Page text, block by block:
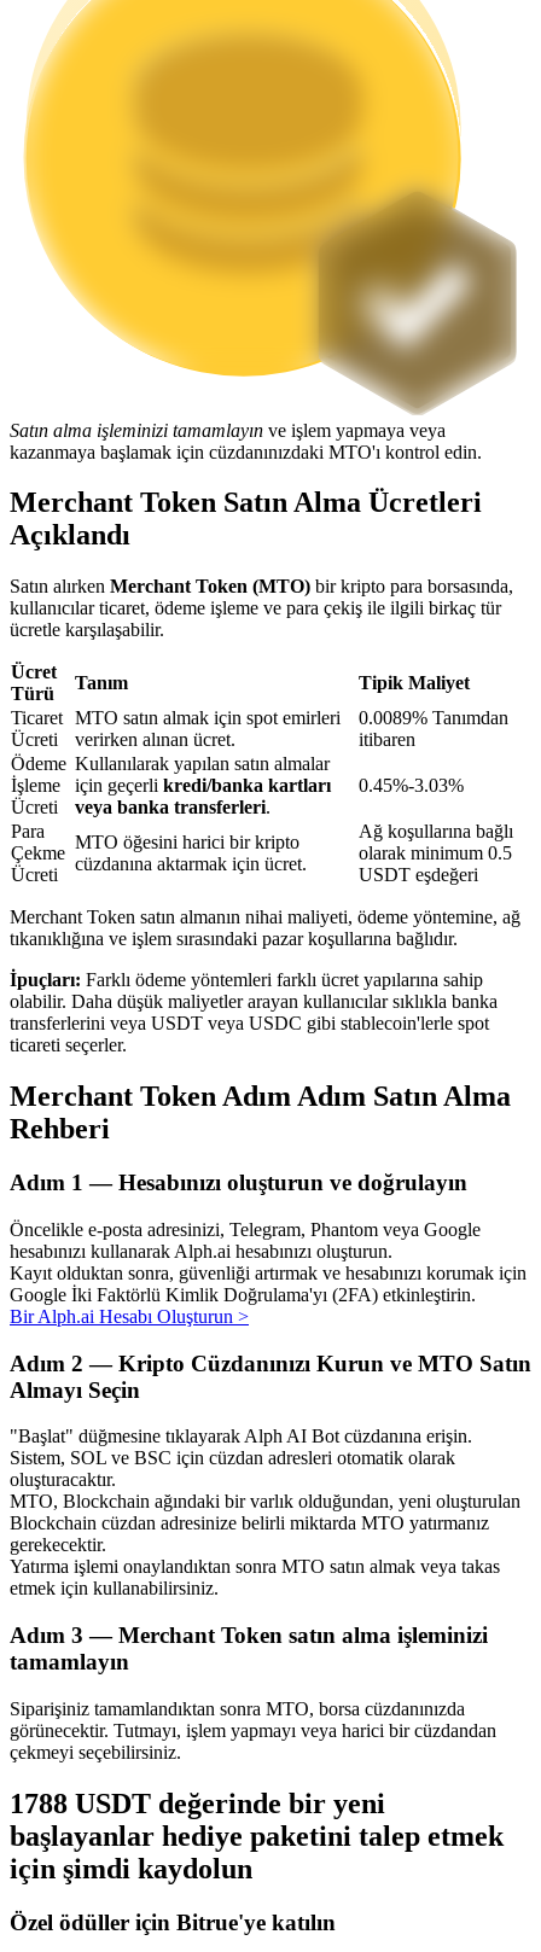
Staking
Launchpool
Popüler token'lar kazanmak için esnek staking
BTR Kilitleme
Kripto destekli borçlanma hizmeti
Otomatik Yatırım
Uzun vadeli kâr ve esnek çıkarlar elde edin
Stake Etmeyi Öğrenin
Pasif gelir kazanma hakkında bilgi edinin
Bitrue
AI
Bitrue Ortakları
Satın alma işleminizi tamamlayın ve işlem yapmaya veya
kazanmaya başlamak için cüzdanınızdaki MTO'ı kontrol edin.
Merchant Token Satın Alma Ücretleri
Açıklandı
Satın alırken Merchant Token (MTO) bir kripto para borsasında,
kullanıcılar ticaret, ödeme işleme ve para çekiş ile ilgili birkaç tür
ücretle karşılaşabilir.
Ücret
Türü
Tanım
Tipik Maliyet
Ticaret
Ücreti
MTO satın almak için spot emirleri
verirken alınan ücret.
0.0089% Tanımdan
itibaren
Ödeme
İşleme
Ücreti
Kullanılarak yapılan satın almalar
için geçerli kredi/banka kartları
veya banka transferleri.
0.45%-3.03%
Para
Çekme
Ücreti
MTO öğesini harici bir kripto
cüzdanına aktarmak için ücret.
Ağ koşullarına bağlı
olarak minimum 0.5
USDT eşdeğeri
Merchant Token satın almanın nihai maliyeti, ödeme yöntemine, ağ
tıkanıklığına ve işlem sırasındaki pazar koşullarına bağlıdır.
İpuçları: Farklı ödeme yöntemleri farklı ücret yapılarına sahip
olabilir. Daha düşük maliyetler arayan kullanıcılar sıklıkla banka
transferlerini veya USDT veya USDC gibi stablecoin'lerle spot
ticareti seçerler.
Merchant Token Adım Adım Satın Alma
Rehberi
Adım 1 —Hesabınızı oluşturun ve doğrulayın
Öncelikle e-posta adresinizi, Telegram, Phantom veya Google
hesabınızı kullanarak Alph.ai hesabınızı oluşturun.
Kayıt olduktan sonra, güvenliği artırmak ve hesabınızı korumak için
Google İki Faktörlü Kimlik Doğrulama'yı (2FA) etkinleştirin.
Bir Alph.ai Hesabı Oluşturun >
Adım 2 — Kripto Cüzdanınızı Kurun ve MTO Satın
Almayı Seçin
"Başlat" düğmesine tıklayarak Alph AI Bot cüzdanına erişin.
Sistem, SOL ve BSC için cüzdan adresleri otomatik olarak
oluşturacaktır.
MTO, Blockchain ağındaki bir varlık olduğundan, yeni oluşturulan
Blockchain cüzdan adresinize belirli miktarda MTO yatırmanız
gerekecektir.
Yatırma işlemi onaylandıktan sonra MTO satın almak veya takas
etmek için kullanabilirsiniz.
Adım 3 —Merchant Token satın alma işleminizi
tamamlayın
Siparişiniz tamamlandıktan sonra MTO, borsa cüzdanınızda
görünecektir. Tutmayı, işlem yapmayı veya harici bir cüzdandan
çekmeyi seçebilirsiniz.
1788 USDT değerinde bir yeni
başlayanlar hediye paketini talep etmek
için şimdi kaydolun
Özel ödüller için Bitrue'ye katılın